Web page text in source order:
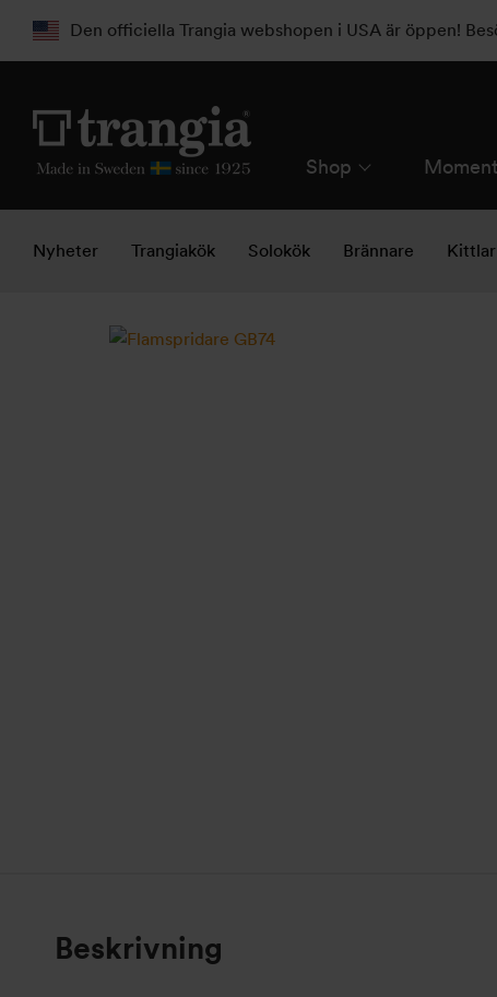
Den officiella Trangia webshopen i USA är öppen!
Shop
Nyheter Trangiakök Solokök Brännare
Beskrivning